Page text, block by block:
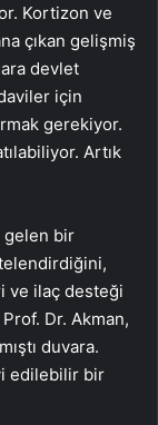
Kortizon ve
çıkan gelişmiş
devlet
için
gerekiyor.
Artık
gelen bir
ve ilaç desteği
Dr. Akman,
duvara.
edilebilir bir